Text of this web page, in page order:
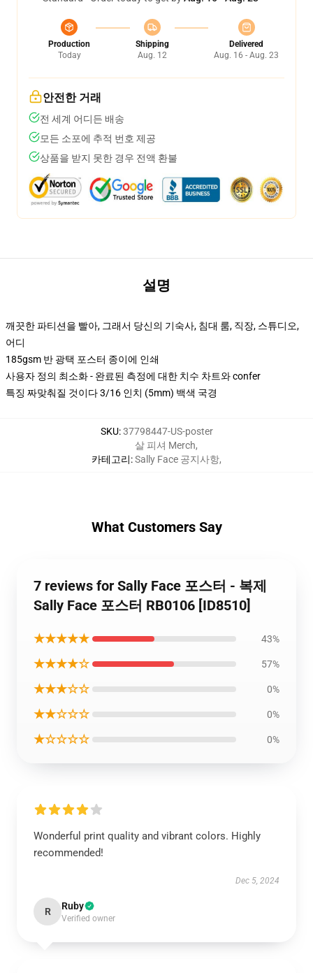
Production
Today
Shipping
Aug. 12
Delivered
Aug. 16 - Aug. 23
안전한 거래
전 세계 어디든 배송
모든 소포에 추적 번호 제공
상품을 받지 못한 경우 전액 환불
설명
깨끗한 파티션을 빨아, 그래서 당신의 기숙사, 침대 룸, 직장, 스튜디오,
어디
185gsm 반 광택 포스터 종이에 인쇄
사용자 정의 최소화 - 완료된 측정에 대한 치수 차트와 confer
특징 짜맞춰질 것이다 3/16 인치 (5mm) 백색 국경
SKU:37798447-US-poster
카테고리:
살 피셔 Merch,
Sally Face 공지사항,
What Customers Say
7 reviews for Sally Face 포스터 - 복제
Sally Face 포스터 RB0106 [ID8510]
★★★★★ 43%
★★★★☆ 57%
★★★☆☆ 0%
★★☆☆☆ 0%
★☆☆☆☆ 0%
Wonderful print quality and vibrant colors. Highly
recommended!
Dec 5, 2024
R Ruby
Verified owner